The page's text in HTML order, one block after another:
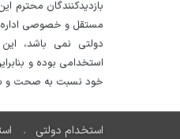
بازدیدکنندگان محترم
مستقل و خصوصی اداره
دولتی نمی باشد،
استخدامی بوده و
خود نسبت به صحت و
استخدام دولتی